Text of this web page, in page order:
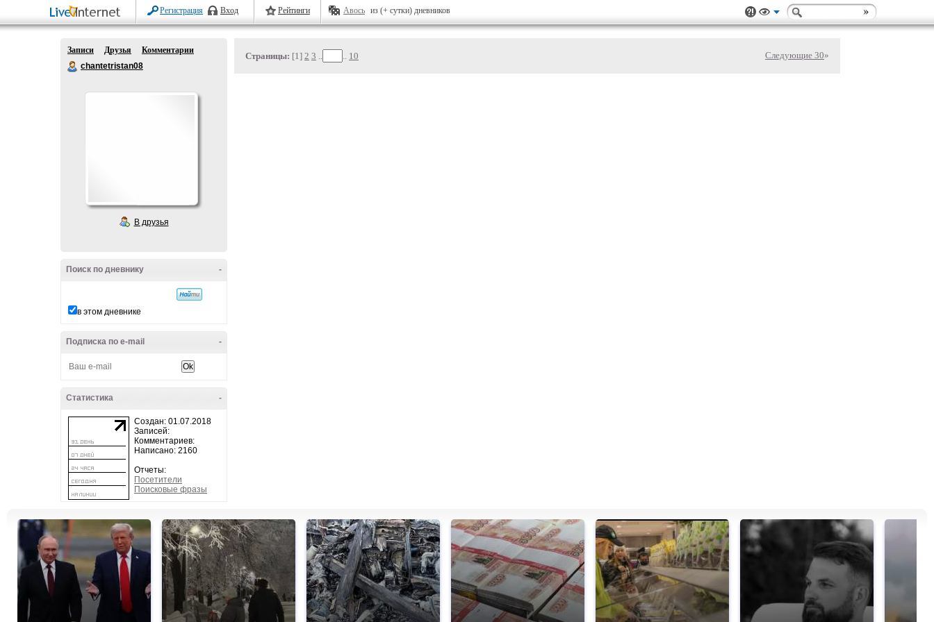
Регистрация Вход Рейтинги Авось из (+ сутки) дневников
Записи Друзья
Комментарии
chantetristan08
В друзья
-
Поиск по дневнику
в этом дневнике
-
Подписка по e-mail
-
Статистика
Создан: 01.07.2018
Записей:
Комментариев:
Написано: 2160
Отчеты:
Посетители
Поисковые фразы
Страницы: [1] 2 3 .. .. 10 Следующие 30»